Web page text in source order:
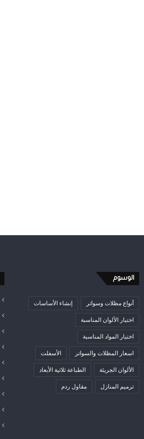
الوسوم
أنواع مظلات وسواتر إنشاء الأساسات
اختيار الألوان المناسبة
اختيار المواد المناسبة
اسعار المظلات والسواتر الأسفلت
الألوان الجريئة الطباعة ثلاثية الأبعاد
ترميم المنازل مقاول ردم